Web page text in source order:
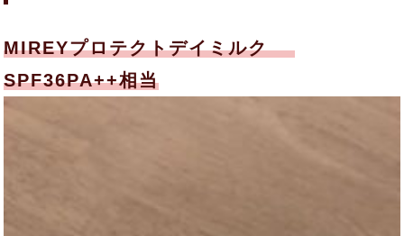
MIREYプロテクトデイミルク
SPF36PA++相当